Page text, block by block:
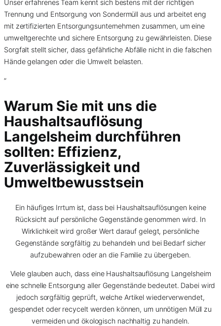
Unser erfahrenes Team kennt sich bestens mit der richtigen
Trennung und Entsorgung von Sondermüll aus und arbeitet eng
mit zertifizierten Entsorgungsunternehmen zusammen, um eine
umweltgerechte und sichere Entsorgung zu gewährleisten. Diese
Sorgfalt stellt sicher, dass gefährliche Abfälle nicht in die falschen
Hände gelangen oder die Umwelt belasten.
”
Warum Sie mit uns die
Haushaltsauflösung
Langelsheim durchführen
sollten: Effizienz,
Zuverlässigkeit und
Umweltbewusstsein
Ein häufiges Irrtum ist, dass bei Haushaltsauflösungen keine
Rücksicht auf persönliche Gegenstände genommen wird. In
Wirklichkeit wird großer Wert darauf gelegt, persönliche
Gegenstände sorgfältig zu behandeln und bei Bedarf sicher
aufzubewahren oder an die Familie zu übergeben.
Viele glauben auch, dass eine Haushaltsauflösung Langelsheim
eine schnelle Entsorgung aller Gegenstände bedeutet. Dabei wird
jedoch sorgfältig geprüft, welche Artikel wiederverwendet,
gespendet oder recycelt werden können, um unnötigen Müll zu
vermeiden und ökologisch nachhaltig zu handeln.